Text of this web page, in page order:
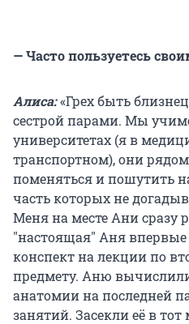
— Часто пользуетесь
Алиса:«Грех быть
сестрой парами. Мы
университетах (я в
транспортном), они
поменяться и пошутить
часть которых не
Меня на месте Ани сразу
"настоящая" Аня впервые
конспект на лекции по
предмету. Аню
анатомии на последней
занятий. Засекли её в